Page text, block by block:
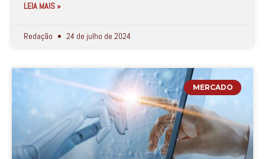
LEIA MAIS »
Redação 24 de julho de 2024
MERCADO